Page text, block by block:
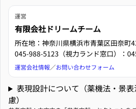
運営
有限会社ドリームチーム
所在地：神奈川県横浜市青葉区田奈町
045-988-5123（視力ランド窓口）：
運営会社情報／お問い合わせフォーム
表現設計について（薬機法・景
慮）